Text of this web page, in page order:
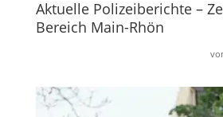
Aktuelle Polizeiberichte –
Bereich Main-Rhön